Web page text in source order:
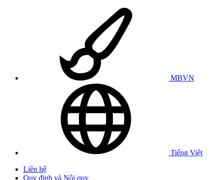
MBVN
Tiếng Việt
Liên hệ
Quy định và Nội quy